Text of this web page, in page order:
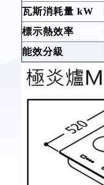
瓦斯消耗量 kW
標示熱效率
能效分級